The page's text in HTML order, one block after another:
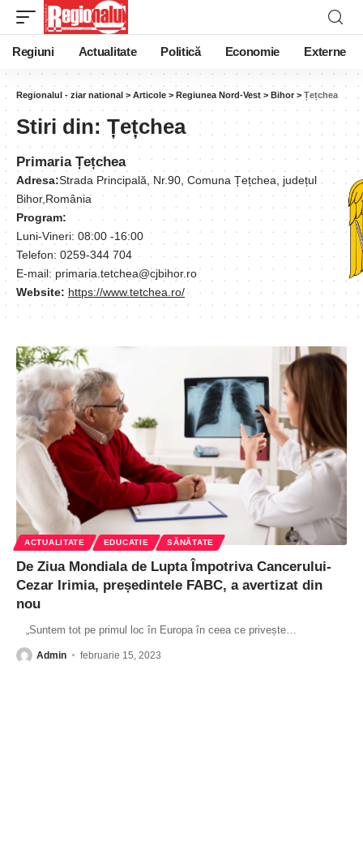
Regiuni Actualitate Politică Economie Externe
Regionalul - ziar national > Articole > Regiunea Nord-Vest > Bihor > Țețchea
Stiri din:Țețchea
Primaria Țețchea
Adresa:Strada Principală, Nr.90, Comuna Țețchea, județul
Bihor,România
Program:
Luni-Vineri: 08:00 -16:00
Telefon: 0259-344 704
E-mail: primaria.tetchea@cjbihor.ro
Website: https://www.tetchea.ro/
ACTUALITATE EDUCATIE SĂNĂTATE
De Ziua Mondiala de Lupta Împotriva Cancerului-
Cezar Irimia, președintele FABC, a avertizat din
nou
„Suntem tot pe primul loc în Europa în ceea ce privește
Admin februarie 15, 2023